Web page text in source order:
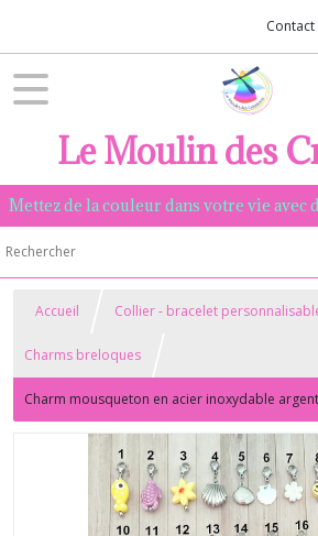
Contact
Le Moulin des
Accueil Collier - bracelet
Charms breloques
Charm mousqueton en acier inoxydable